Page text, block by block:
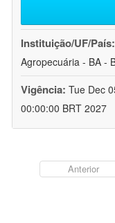
Instituição/UF/País:
Agropecuária - BA -
Vigência: Tue Dec
00:00:00 BRT 2027
Anterior